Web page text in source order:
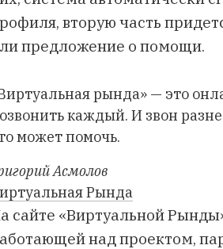
вторую часть
предложение о помощи.
рында» — это
каждый. И звон
может помочь.
Асмолов
Рында
сайте «Виртуальной
над проектом,